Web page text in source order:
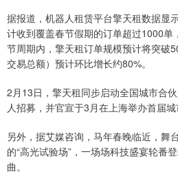
据报道，机器人租赁平台擎天租数据显
计收到覆盖春节假期的订单超过1000单
节周期内，擎天租订单规模预计将突破
交易总额）预计环比增长约80%。
2月13日，擎天租同步启动全国城市合
人招募，并官宣于3月在上海举办首届城
另外，据艾媒咨询，马年春晚临近，舞
的“高光试验场”，一场场科技盛宴轮番
曲。